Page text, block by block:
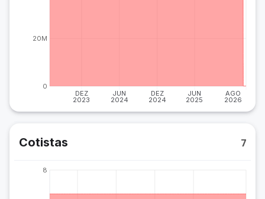
DEZ
2023
JUN
2024
DEZ
2024
JUN
2025
AGO
2026
0
20M
Cotistas 7
8